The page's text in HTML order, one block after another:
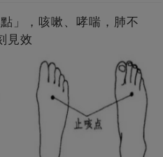
」，咳嗽、哮喘，肺不
見效